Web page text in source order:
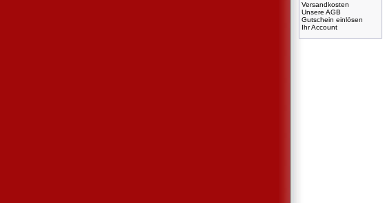
Versandkosten
Unsere AGB
Gutschein einlösen
Ihr Account